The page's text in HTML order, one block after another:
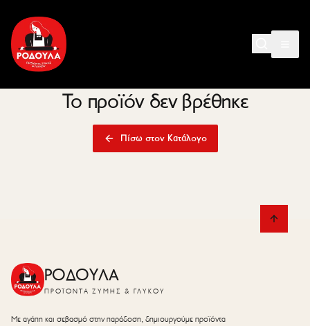
Το προϊόν δεν βρέθηκε
Πίσω στον Κατάλογο
ΡΟΔΟΥΛΑ
ΠΡΟΪΌΝΤΑ ΖΎΜΗΣ & ΓΛΥΚΟΎ
Με αγάπη και σεβασμό στην παράδοση, δημιουργούμε προϊόντα